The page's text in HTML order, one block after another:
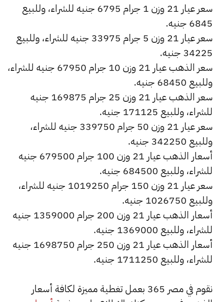
سعر عيار 21 وزن 1 جرام 6795 جنيه للشراء، وللبيع
6845 جنيه.
سعر عيار 21 وزن 5 جرام 33975 جنيه للشراء، وللبيع
34225 جنيه.
سعر الذهب عيار 21 وزن 10 جرام 67950 جنيه للشراء،
وللبيع 68450 جنيه.
سعر الذهب عيار 21 وزن 25 جرام 169875 جنيه
للشراء، وللبيع 171125 جنيه.
سعر عيار 21 وزن 50 جرام 339750 جنيه للشراء،
وللبيع 342250 جنيه.
أسعار الذهب عيار 21 وزن 100 جرام 679500 جنيه
للشراء، وللبيع 684500 جنيه.
سعر عيار 21 وزن 150 جرام 1019250 جنيه للشراء،
وللبيع 1026750 جنيه.
أسعار الذهب عيار 21 وزن 200 جرام 1359000 جنيه
للشراء، وللبيع 1369000 جنيه.
أسعار الذهب عيار 21 وزن 250 جرام 1698750 جنيه
للشراء، وللبيع 1711250 جنيه.
نقوم في مصر 365 بعمل تغطية مميزة لكافة أسعار